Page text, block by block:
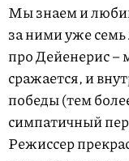
Мы знаем и
за ними уже
про Дейенерис –
сражается, и
победы (тем
симпатичный
Режиссер